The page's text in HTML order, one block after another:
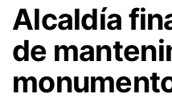
Alcaldía
de